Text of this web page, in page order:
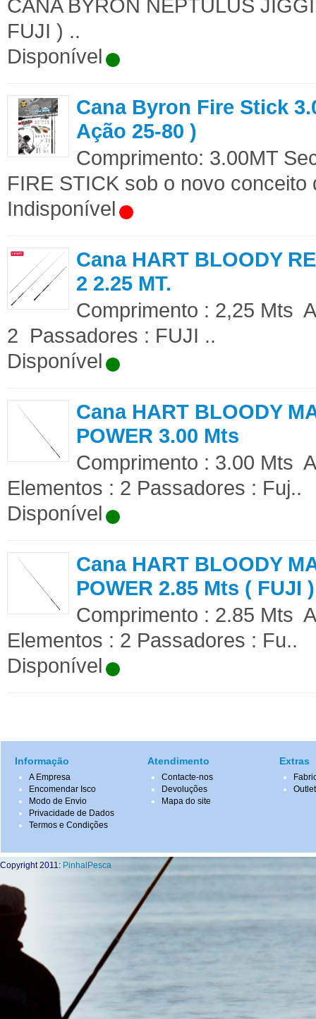
CANA BYRON NEPTULUS
FUJI ) ..
Disponível
Cana Byron Fire Stick
Ação 25-80 )
Comprimento: 3.00MT
FIRE STICK sob o novo conceito
Indisponível
Cana HART BLOODY
2 2.25 MT.
Comprimento : 2,25 Mts
2 Passadores : FUJI ..
Disponível
Cana HART BLOODY
POWER 3.00 Mts
Comprimento : 3.00 Mts
Elementos : 2 Passadores : Fuj..
Disponível
Cana HART BLOODY
POWER 2.85 Mts ( FUJI )
Comprimento : 2.85 Mts
Elementos : 2 Passadores : Fu..
Disponível
Informação
A Empresa
Encomendar Isco
Modo de Envio
Privacidade de Dados
Termos e Condições
Atendimento
Contacte-nos
Devoluções
Mapa do site
Extras
Outlet
Copyright 2011: PinhalPesca